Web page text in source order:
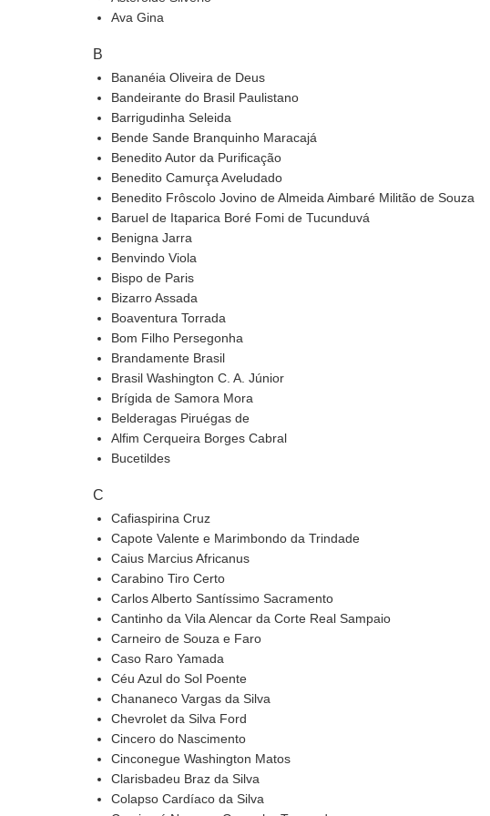
Ava Gina
B
Bananéia Oliveira de Deus
Bandeirante do Brasil Paulistano
Barrigudinha Seleida
Bende Sande Branquinho Maracajá
Benedito Autor da Purificação
Benedito Camurça Aveludado
Benedito Frôscolo Jovino de Almeida Aimbaré Militão de Souza
Baruel de Itaparica Boré Fomi de Tucunduvá
Benigna Jarra
Benvindo Viola
Bispo de Paris
Bizarro Assada
Boaventura Torrada
Bom Filho Persegonha
Brandamente Brasil
Brasil Washington C. A. Júnior
Brígida de Samora Mora
Belderagas Piruégas de
Alfim Cerqueira Borges Cabral
Bucetildes
C
Cafiaspirina Cruz
Capote Valente e Marimbondo da Trindade
Caius Marcius Africanus
Carabino Tiro Certo
Carlos Alberto Santíssimo Sacramento
Cantinho da Vila Alencar da Corte Real Sampaio
Carneiro de Souza e Faro
Caso Raro Yamada
Céu Azul do Sol Poente
Chananeco Vargas da Silva
Chevrolet da Silva Ford
Cincero do Nascimento
Cinconegue Washington Matos
Clarisbadeu Braz da Silva
Colapso Cardíaco da Silva